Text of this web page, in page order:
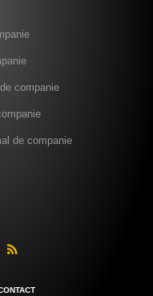
companie
de companie